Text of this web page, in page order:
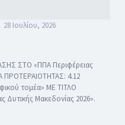
28 Ιουλίου, 2026
ΣΤΟ «ΠΠΑ Περιφέρειας
ΠΡΟΤΕΡΑΙΟΤΗΤΑΣ: 4.12
τομέα» ΜΕ ΤΙΤΛΟ
Δυτικής Μακεδονίας 2026».